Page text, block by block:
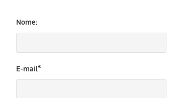
Nome:
E-mail*